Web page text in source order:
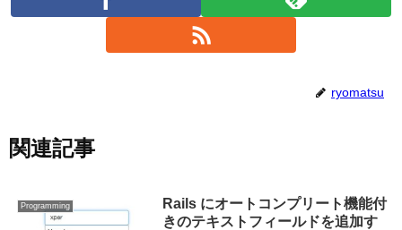
ryomatsu
関連記事
Programming
Rails にオートコンプリート機能付
きのテキストフィールドを追加す